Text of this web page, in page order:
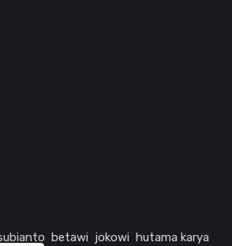
betawi jokowi
hutama karya